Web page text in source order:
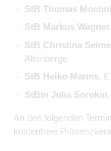
StB Thomas
StB Markus Wagner
StB Christina
Altenberge
StB Heiko Manns,
StBin Julia Sorokin
An den folgenden
kostenfreie